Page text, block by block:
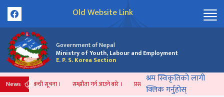
Old Website Link
Government of Nepal
Ministry of Youth, Labour and Employment
E. P. S. Korea Section
News
भएको सम्बन्धी सूचना । सम्झौता गर्न आउने बारे । प्रस्ताव आव्हानको म्याद थप सम्बन्धि सूचना ।
श्रम स्विकृतिको लागी
क्लिक गर्नुहोस्